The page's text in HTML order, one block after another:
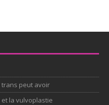
trans peut avoir
la vulvoplastie